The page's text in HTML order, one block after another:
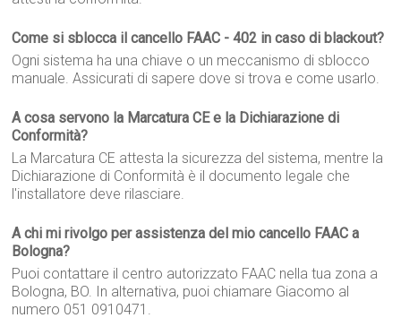
Come si sblocca il cancello FAAC - 402 in caso di blackout?
Ogni sistema ha una chiave o un meccanismo di sblocco
manuale. Assicurati di sapere dove si trova e come usarlo.
A cosa servono la Marcatura CE e la Dichiarazione di
Conformità?
La Marcatura CE attesta la sicurezza del sistema, mentre la
Dichiarazione di Conformità è il documento legale che
l'installatore deve rilasciare.
A chi mi rivolgo per assistenza del mio cancello FAAC a
Bologna?
Puoi contattare il centro autorizzato FAAC nella tua zona a
Bologna, BO. In alternativa, puoi chiamare Giacomo al
numero 051 0910471.